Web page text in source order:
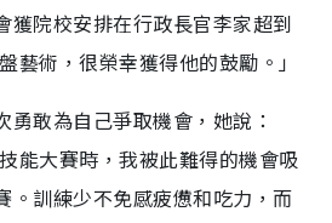
獲院校安排在行政長官李家超到
藝術，很榮幸獲得他的鼓勵。」
勇敢為自己爭取機會，她說：
能大賽時，我被此難得的機會吸
。訓練少不免感疲憊和吃力，而